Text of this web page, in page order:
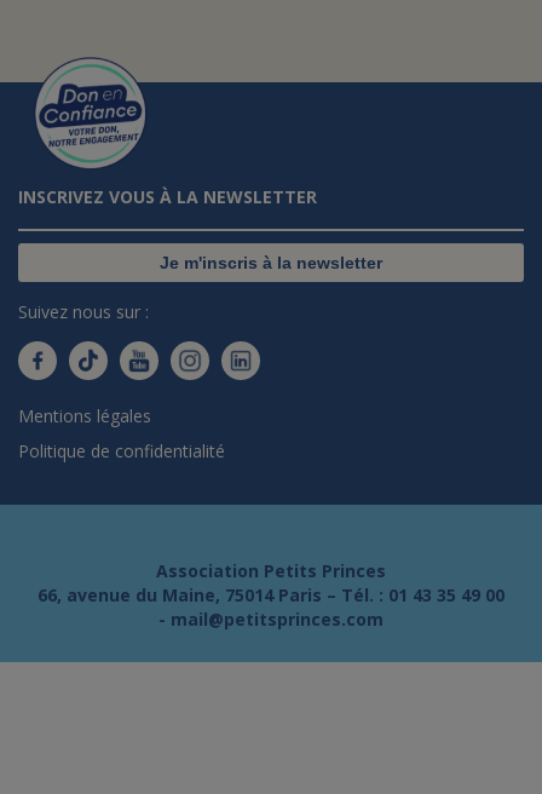
INSCRIVEZ VOUS À LA NEWSLETTER
Je m'inscris à la newsletter
Suivez nous sur :
Mentions légales
Politique de confidentialité
Association Petits Princes
66, avenue du Maine, 75014 Paris – Tél. : 01 43 35 49 00
- mail@petitsprinces.com